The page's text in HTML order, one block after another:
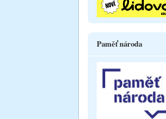
Paměť národa